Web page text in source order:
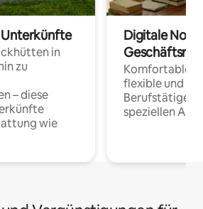
in
zu
– diese
wie
Digitale
Komfortable
flexible und
Berufstätige
speziellen